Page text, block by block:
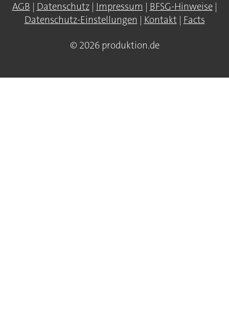
AGB | Datenschutz| Impressum | BFSG-Hinweise|
Datenschutz-Einstellungen | Kontakt| Facts
© 2026 produktion.de